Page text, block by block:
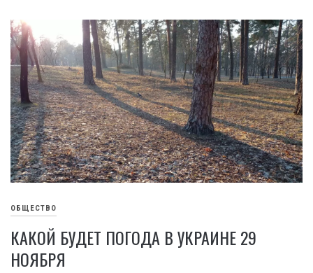
ОБЩЕСТВО
КАКОЙ БУДЕТ ПОГОДА В УКРАИНЕ 29
НОЯБРЯ